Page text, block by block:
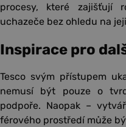
procesy, které zajišťují
uchazeče bez ohledu na
Inspirace pro
Tesco svým přístupem
nemusí být pouze o
podpoře. Naopak –
férového prostředí může